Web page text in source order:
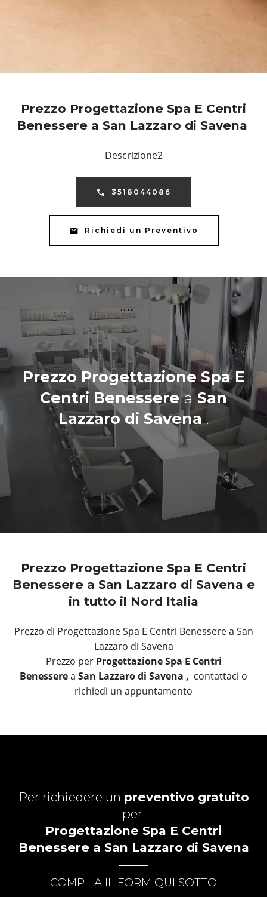
Prezzo Progettazione Spa E Centri
Benessere a San Lazzaro di Savena
Descrizione2
3518044086
Richiedi un Preventivo
Prezzo Progettazione Spa E
Centri Benesserea San
Lazzaro di Savena.
Prezzo Progettazione Spa E Centri
Benessere a San Lazzaro di Savena e
in tutto il Nord Italia
Prezzo di Progettazione Spa E Centri Benessere a San
Lazzaro di Savena
Prezzo perProgettazione Spa E Centri
Benesserea San Lazzaro di Savena , contattaci o
richiedi un appuntamento
Per richiedere un preventivo gratuito
per
Progettazione Spa E Centri
Benessere a San Lazzaro di Savena
COMPILA IL FORM QUI SOTTO